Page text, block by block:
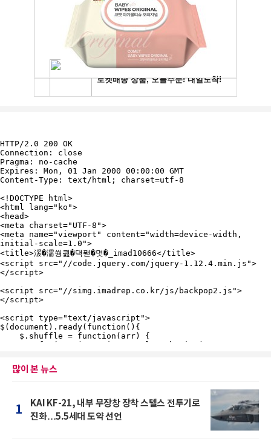
많이 본 뉴스
1
KAI KF-21, 내부 무장창 장착 스텔스 전투기로
진화…5.5세대 도약 선언